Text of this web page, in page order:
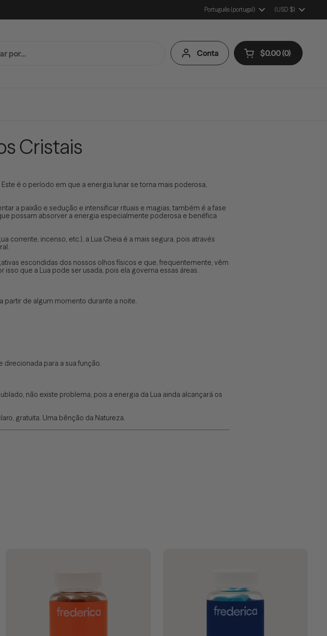
Idioma
Português (portugal) País/Região
(USD $)
Conta Abrir carrinho
Carrinho de
$0.00 0
produtos no seu
Cristais
é o período em que a energia lunar se torna mais poderosa,
a paixão e sedução e intensificar rituais e magias, também é a fase
possam absorver a energia especialmente poderosa e benéfica
corrente, incenso, etc.), a Lua Cheia é a mais segura, pois através
escondidas dos nossos olhos físicos e que, frequentemente, vêm
que a Lua pode ser usada, pois ela governa essas áreas.
partir de algum momento durante a noite.
direcionada para a sua função.
não existe problema, pois a energia da Lua ainda alcançará os
gratuita. Uma bênção da Natureza.